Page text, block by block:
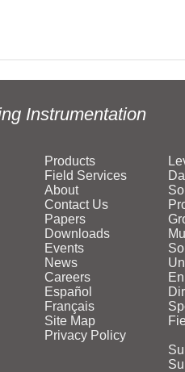
Instrumentation
Products
Field Services
About
Contact Us
Papers
Downloads
Events
News
Careers
Español
Français
Site Map
Privacy Policy